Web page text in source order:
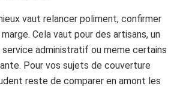
vaut relancer poliment, confirmer
Cela vaut pour des artisans, un
service administratif ou meme certains
Pour vos sujets de couverture
reste de comparer en amont les